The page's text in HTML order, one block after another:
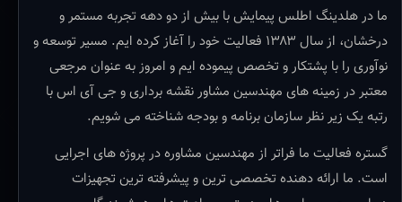
ما در هلدینگ اطلس پیمایش با بیش از دو دهه تجربه مستمر و
درخشان، از سال ۱۳۸۳ فعالیت خود را آغاز کرده ایم. مسیر توسعه و
نوآوری را با پشتکار و تخصص پیموده ایم و امروز به عنوان مرجعی
معتبر در زمینه های مهندسین مشاور نقشه برداری و جی آی اس با
رتبه یک زیر نظر سازمان برنامه و بودجه شناخته می شویم.
گستره فعالیت ما فراتر از مهندسین مشاوره در پروژه های اجرایی
است. ما ارائه دهنده تخصصی ترین و پیشرفته ترین تجهیزات